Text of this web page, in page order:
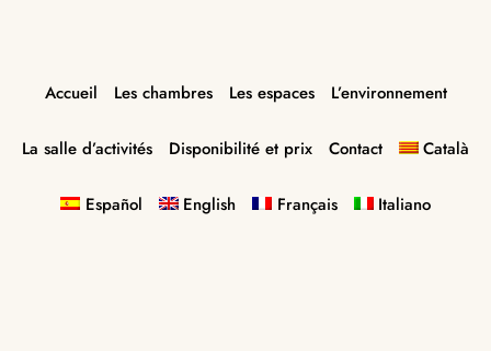
Accueil Les chambres Les espaces L’environnement
La salle d’activités Disponibilité et prix Contact Català
Español English Français Italiano